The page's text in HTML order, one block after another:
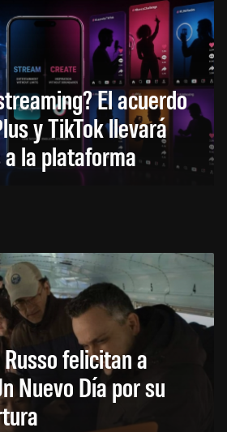
El acuerdo
y TikTok llevará
la plataforma
felicitan a
Nuevo Día por su